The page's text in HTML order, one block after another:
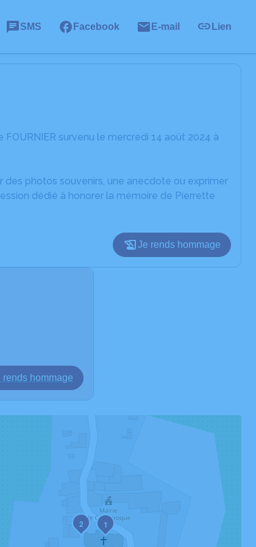
SMS Facebook E-mail Lien
survenu le mercredi 14 août 2024 à
photos souvenirs, une anecdote ou exprimer
dédié à honorer la mémoire de Pierrette
Je rends hommage
rends hommage
1
2